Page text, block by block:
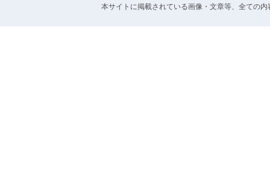
本サイトに掲載されている画像・文章等、全ての